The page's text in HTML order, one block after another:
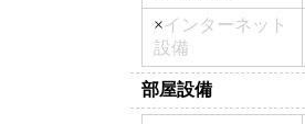
×インターネット
設備
部屋設備